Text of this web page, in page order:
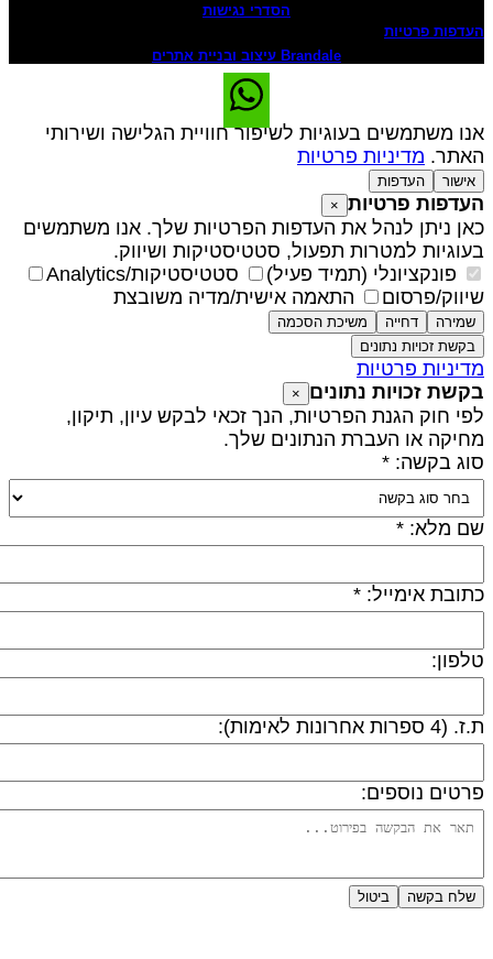
הסדרי נגישות
פרטיות
Brandale עיצוב ובניית אתרים
משתמשים בעוגיות לשיפור חוויית הגלישה ושירותי
מדיניות פרטיות
אישור העדפות
פרטיות ×
ניתן לנהל את העדפות הפרטיות שלך. אנו משתמשים
למטרות תפעול, סטטיסטיקות ושיווק.
פונקציונלי (תמיד פעיל)
סטטיסטיקות/Analytics
פרסום
התאמה אישית/מדיה משובצת
שמירה דחייה
משיכת הסכמה
בקשת זכויות נתונים
פרטיות
זכויות נתונים
חוק הגנת הפרטיות, הנך זכאי לבקש עיון, תיקון,
או העברת הנתונים שלך.
בקשה: *
מלא: *
אימייל: *
ספרות אחרונות לאימות):
נוספים:
שלח בקשה ביטול